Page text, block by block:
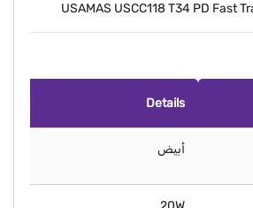
USAMAS USCC118 T34 PD Fast
Details
أبيض